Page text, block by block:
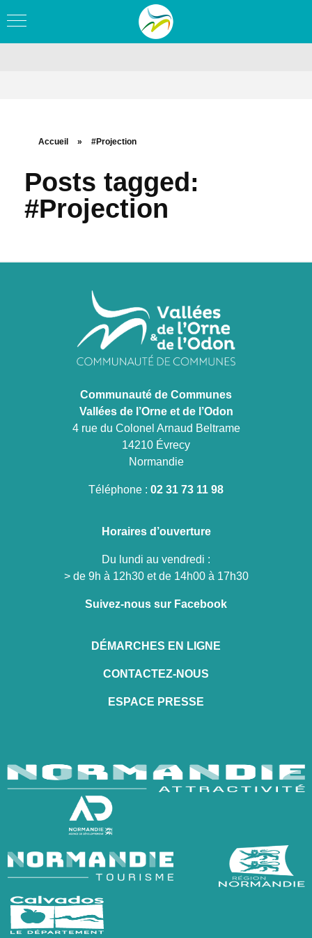
Accueil » #Projection
Posts tagged:
#Projection
Communauté de Communes
Vallées de l’Orne et de l’Odon
4 rue du Colonel Arnaud Beltrame
14210 Évrecy
Normandie
Téléphone : 02 31 73 11 98
Horaires d’ouverture
Du lundi au vendredi :
> de 9h à 12h30 et de 14h00 à 17h30
Suivez-nous sur Facebook
DÉMARCHES EN LIGNE
CONTACTEZ-NOUS
ESPACE PRESSE